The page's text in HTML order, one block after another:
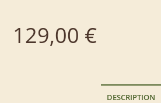
129,00 €
DESCRIPTION